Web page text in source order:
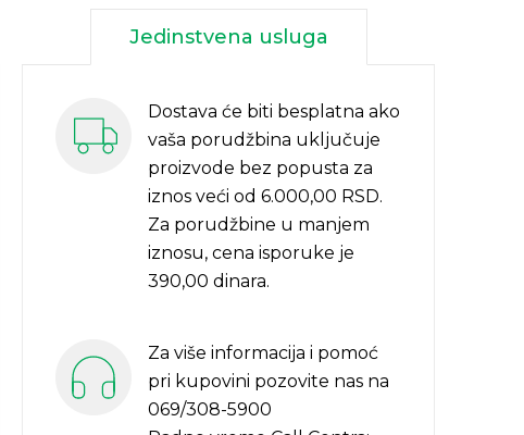
Jedinstvena usluga
Dostava će biti besplatna ako
vaša porudžbina uključuje
proizvode bez popusta za
iznos veći od 6.000,00 RSD.
Za porudžbine u manjem
iznosu, cena isporuke je
390,00 dinara.
Za više informacija i pomoć
pri kupovini pozovite nas na
069/308-5900